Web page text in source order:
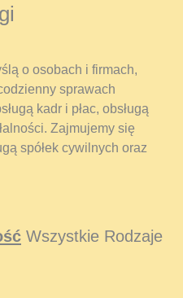
o osobach i firmach,
sprawach
kadr i płac, obsługą
Zajmujemy się
spółek cywilnych oraz
Wszystkie Rodzaje